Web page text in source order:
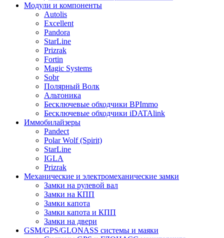
Модули и компоненты
Autolis
Excellent
Pandora
StarLine
Prizrak
Fortin
Magic Systems
Sobr
Полярный Волк
Альтоника
Бесключевые обходчики BPImmo
Бесключевые обходчики iDATAlink
Иммобилайзеры
Pandect
Polar Wolf (Spirit)
StarLine
IGLA
Prizrak
Механические и электромеханические замки
Замки на рулевой вал
Замки на КПП
Замки капота
Замки капота и КПП
Замки на двери
GSM/GPS/GLONASS системы и маяки